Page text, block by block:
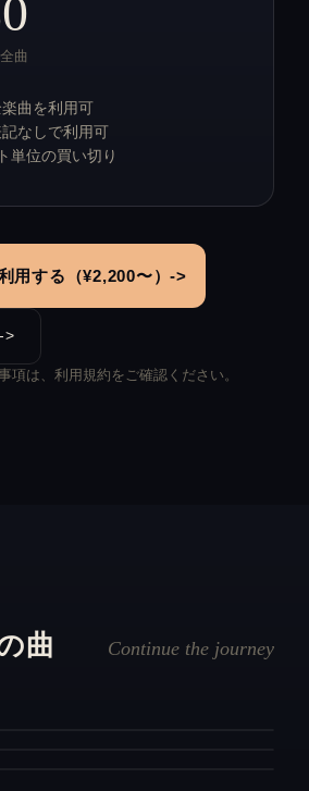
曲
曲を利用可
なしで利用可
単位の買い切り
用する（¥2,200〜）->
>
項は、利用規約をご確認ください。
曲 Continue the journey
み込む神秘の曲。
面影だけが残る、さびれた海辺の
が空に映える賑わいの街角、異国